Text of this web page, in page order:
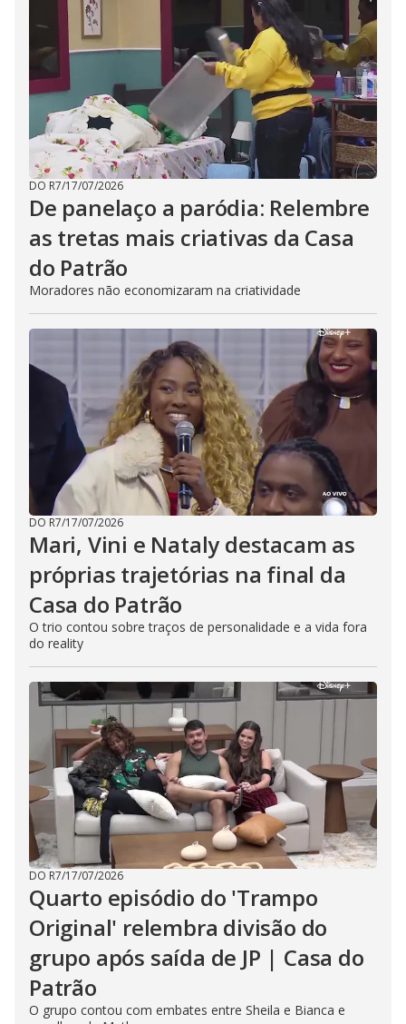
DO R7/17/07/2026
De panelaço a paródia: Relembre
as tretas mais criativas da Casa
do Patrão
Moradores não economizaram na criatividade
DO R7/17/07/2026
Mari, Vini e Nataly destacam as
próprias trajetórias na final da
Casa do Patrão
O trio contou sobre traços de personalidade e a vida fora
do reality
DO R7/17/07/2026
Quarto episódio do 'Trampo
Original' relembra divisão do
grupo após saída de JP | Casa do
Patrão
O grupo contou com embates entre Sheila e Bianca e